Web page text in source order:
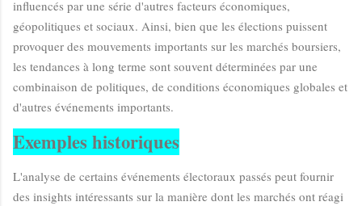
influencés par une série d'autres facteurs économiques,
géopolitiques et sociaux. Ainsi, bien que les élections puissent
provoquer des mouvements importants sur les marchés boursiers,
les tendances à long terme sont souvent déterminées par une
combinaison de politiques, de conditions économiques globales et
d'autres événements importants.
Exemples historiques
L'analyse de certains événements électoraux passés peut fournir
des insights intéressants sur la manière dont les marchés ont réagi